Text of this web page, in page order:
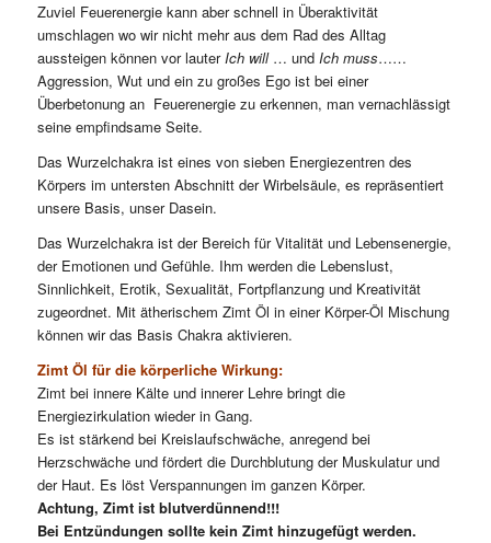
Zuviel Feuerenergie kann aber schnell in Überaktivität
umschlagen wo wir nicht mehr aus dem Rad des Alltag
aussteigen können vor lauterIch will… und Ich muss……
Aggression, Wut und ein zu großes Ego ist bei einer
Überbetonung an Feuerenergie zu erkennen, man vernachlässigt
seine empfindsame Seite.
Das Wurzelchakra ist eines von sieben Energiezentren des
Körpers im untersten Abschnitt der Wirbelsäule, es repräsentiert
unsere Basis, unser Dasein.
Das Wurzelchakra ist der Bereich für Vitalität und Lebensenergie,
der Emotionen und Gefühle. Ihm werden die Lebenslust,
Sinnlichkeit, Erotik, Sexualität, Fortpflanzung und Kreativität
zugeordnet. Mit ätherischem Zimt Öl in einer Körper-Öl Mischung
können wir das Basis Chakra aktivieren.
Zimt Öl für die körperliche Wirkung:
Zimt bei innere Kälte und innerer Lehre bringt die
Energiezirkulation wieder in Gang.
Es ist stärkend bei Kreislaufschwäche, anregend bei
Herzschwäche und fördert die Durchblutung der Muskulatur und
der Haut. Es löst Verspannungen im ganzen Körper.
Achtung, Zimt ist blutverdünnend!!!
Bei Entzündungen sollte kein Zimt hinzugefügt werden.